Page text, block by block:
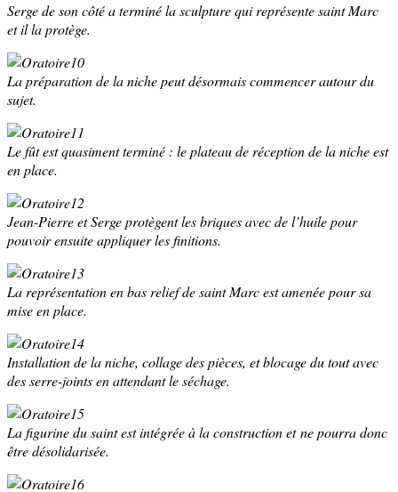
Serge de son côté a terminé la sculpture qui représente saint Marc
et il la protège.
La préparation de la niche peut désormais commencer autour du
sujet.
Le fût est quasiment terminé : le plateau de réception de la niche est
en place.
Jean-Pierre et Serge protègent les briques avec de l’huile pour
pouvoir ensuite appliquer les finitions.
La représentation en bas relief de saint Marc est amenée pour sa
mise en place.
Installation de la niche, collage des pièces, et blocage du tout avec
des serre-joints en attendant le séchage.
La figurine du saint est intégrée à la construction et ne pourra donc
être désolidarisée.